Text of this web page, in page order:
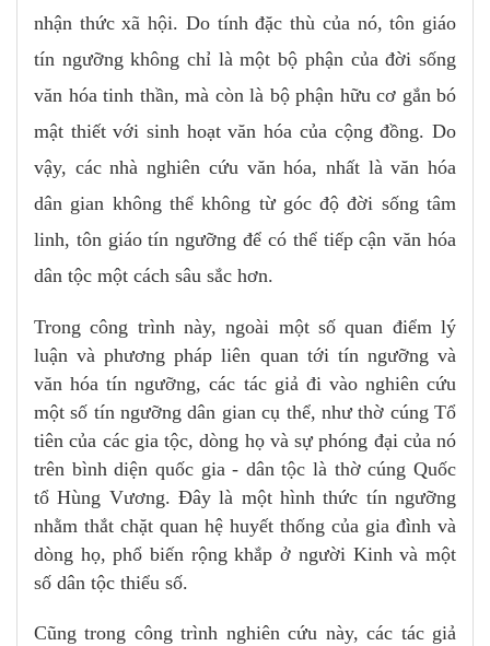
nhận thức xã hội. Do tính đặc thù của nó, tôn giáo
tín ngưỡng không chỉ là một bộ phận của đời sống
văn hóa tinh thần, mà còn là bộ phận hữu cơ gắn bó
mật thiết với sinh hoạt văn hóa của cộng đồng. Do
vậy, các nhà nghiên cứu văn hóa, nhất là văn hóa
dân gian không thể không từ góc độ đời sống tâm
linh, tôn giáo tín ngưỡng để có thể tiếp cận văn hóa
dân tộc một cách sâu sắc hơn.
Trong công trình này, ngoài một số quan điểm lý
luận và phương pháp liên quan tới tín ngưỡng và
văn hóa tín ngưỡng, các tác giả đi vào nghiên cứu
một số tín ngưỡng dân gian cụ thể, như thờ cúng Tổ
tiên của các gia tộc, dòng họ và sự phóng đại của nó
trên bình diện quốc gia - dân tộc là thờ cúng Quốc
tổ Hùng Vương. Đây là một hình thức tín ngưỡng
nhằm thắt chặt quan hệ huyết thống của gia đình và
dòng họ, phổ biến rộng khắp ở người Kinh và một
số dân tộc thiểu số.
Cũng trong công trình nghiên cứu này, các tác giả